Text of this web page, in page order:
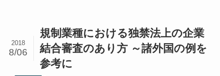
規制業種における独禁法上の企業
結合審査のあり方 ～諸外国の例を
参考に
2018
8/06